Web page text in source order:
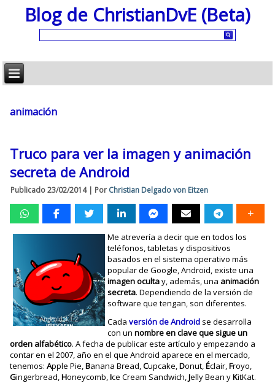
Blog de ChristianDvE (Beta)
animación
Truco para ver la imagen y animación
secreta de Android
Publicado 23/02/2014| Por Christian Delgado von Eitzen
Me atrevería a decir que en todos los
teléfonos, tabletas y dispositivos
basados en el sistema operativo más
popular de Google, Android, existe una
imagen ocultay, además, una animación
secreta. Dependiendo de la versión de
software que tengan, son diferentes.
Cada versión de Androidse desarrolla
con un nombre en clave que sigue un
orden alfabético. A fecha de publicar este artículo y empezando a
contar en el 2007, año en el que Android aparece en el mercado,
tenemos:Apple Pie,Banana Bread,Cupcake,Donut,Éclair,Froyo,
Gingerbread,Honeycomb,Ice Cream Sandwich,Jelly Bean yKitKat.